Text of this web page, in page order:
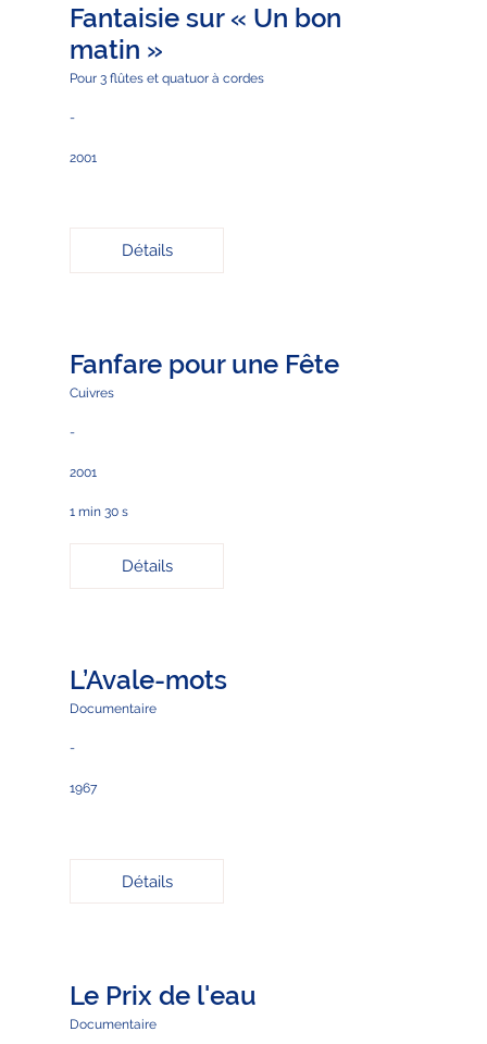
Fantaisie sur « Un bon
matin »
Pour 3 flûtes et quatuor à cordes
-
2001
Détails
Fanfare pour une Fête
Cuivres
-
2001
1 min 30 s
Détails
L’Avale-mots
Documentaire
-
1967
Détails
Le Prix de l'eau
Documentaire